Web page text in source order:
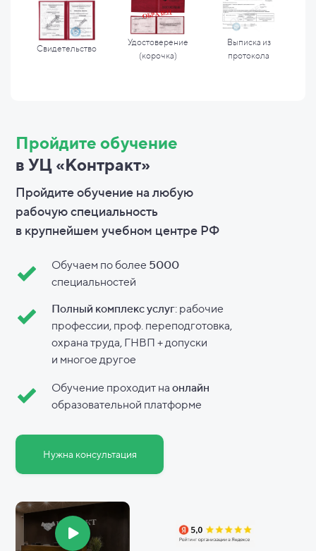
Свидетельство
Удостоверение
(корочка)
Выписка из
протокола
Пройдите обучение
в УЦ «Контракт»
Нужна консультация
Пройдите обучение на любую
рабочую специальность
в крупнейшем учебном центре РФ
Обучаем по более 5000
специальностей
Обучение проходит наонлайн
образовательной платформе
Полный комплекс услуг: рабочие
профессии, проф. переподготовка,
охрана труда, ГНВП + допуски
и многое другое